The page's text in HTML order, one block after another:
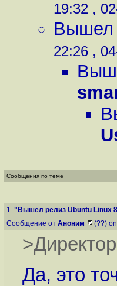
19:32 ,
Вышел
22:26 ,
Сообщения по теме
1. "Вышел релиз Ubuntu Linux
Сообщение от Аноним (??)
Да, это